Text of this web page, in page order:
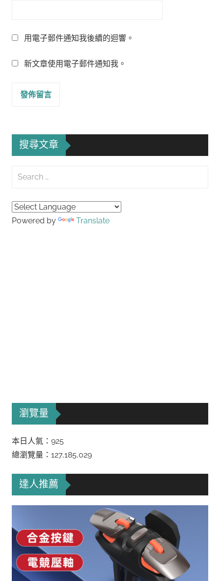
用電子郵件通知我後續的迴響。
新文章使用電子郵件通知我。
搜尋文章
Search
Powered by Translate
瀏覽量
本日人氣：925
總瀏覽量：127,185,029
達人推薦